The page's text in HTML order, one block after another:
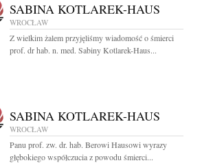
SABINA KOTLAREK-HAUS
WROCŁAW
Z wielkim żalem przyjęliśmy wiadomość o śmierci
prof. dr hab. n. med. Sabiny Kotlarek-Haus...
SABINA KOTLAREK-HAUS
WROCŁAW
Panu prof. zw. dr. hab. Berowi Hausowi wyrazy
głębokiego współczucia z powodu śmierci...